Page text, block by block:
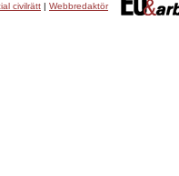
civilrätt | Webbredaktör